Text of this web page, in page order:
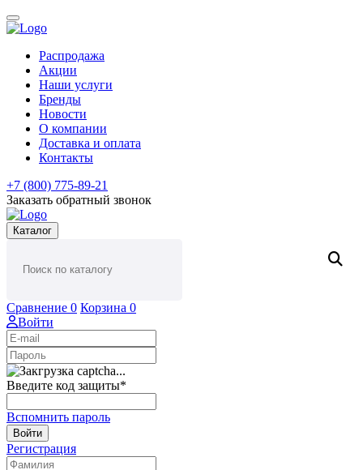
Распродажа
Акции
Наши услуги
Бренды
Новости
О компании
Доставка и оплата
Контакты
+7 (800) 775-89-21
Заказать обратный звонок
Каталог
Сравнение 0 Корзина 0
Войти
Введите код защиты*
Вспомнить пароль
Войти
Регистрация